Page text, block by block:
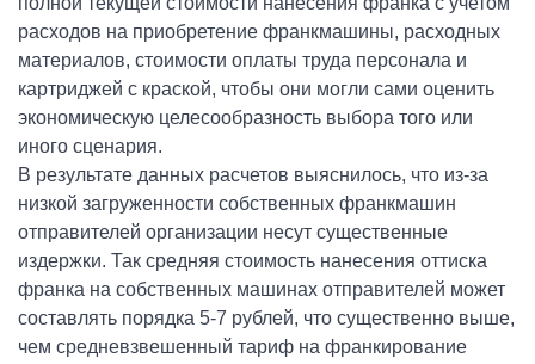
расходов на приобретение франкмашины, расходных
материалов, стоимости оплаты труда персонала и
картриджей с краской, чтобы они могли сами оценить
экономическую целесообразность выбора того или
иного сценария.
В результате данных расчетов выяснилось, что из-за
низкой загруженности собственных франкмашин
отправителей организации несут существенные
издержки. Так средняя стоимость нанесения оттиска
франка на собственных машинах отправителей может
составлять порядка 5-7 рублей, что существенно выше,
чем средневзвешенный тариф на франкирование